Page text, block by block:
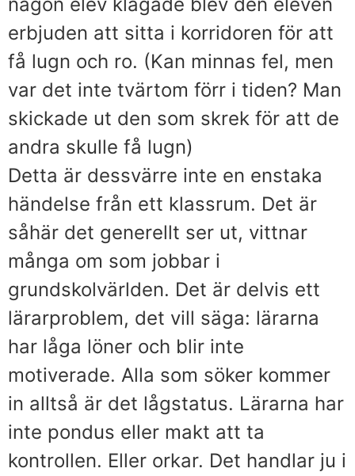
erbjuden att sitta i korridoren för att
få lugn och ro. (Kan minnas fel, men
var det inte tvärtom förr i tiden? Man
skickade ut den som skrek för att de
andra skulle få lugn)
Detta är dessvärre inte en enstaka
händelse från ett klassrum. Det är
såhär det generellt ser ut, vittnar
många om som jobbar i
grundskolvärlden. Det är delvis ett
lärarproblem, det vill säga: lärarna
har låga löner och blir inte
motiverade. Alla som söker kommer
in alltså är det lågstatus. Lärarna har
inte pondus eller makt att ta
kontrollen. Eller orkar. Det handlar ju i